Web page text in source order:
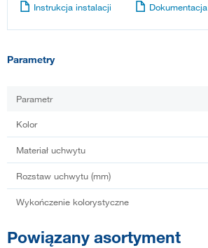
Instrukcja instalacji Dokumentacja
Parametry
Parametr
Kolor
Materiał uchwytu
Rozstaw uchwytu (mm)
Wykończenie kolorystyczne
Powiązany asortyment